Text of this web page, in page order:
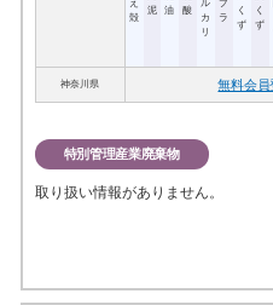
え
殻
泥
油
酸
ル
カ
リ
プ
ラ
く
ず
く
ず
神奈川県 無料会員
特別管理産業廃棄物
取り扱い情報がありません。